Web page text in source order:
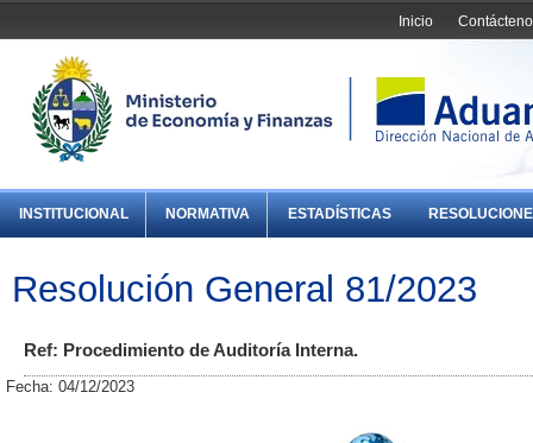
Inicio
INSTITUCIONAL NORMATIVA ESTADÍSTICAS
Resolución General 81/2023
Ref: Procedimiento de Auditoría Interna.
Fecha: 04/12/2023